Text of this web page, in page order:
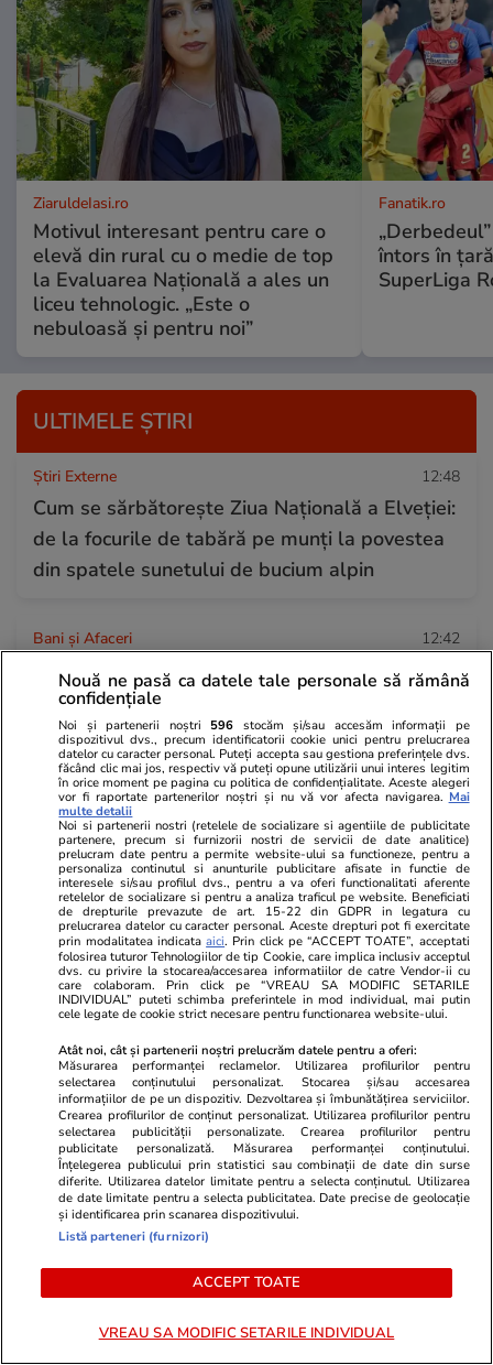
ZiaruldeIasi.ro
Motivul interesant pentru care o
elevă din rural cu o medie de top
la Evaluarea Națională a ales un
liceu tehnologic. „Este o
nebuloasă și pentru noi”
Fanatik.ro
întors în
SuperLiga
ULTIMELE ȘTIRI
Știri Externe 12:48
Cum se sărbătorește Ziua Națională a Elveției:
de la focurile de tabără pe munți la povestea
din spatele sunetului de bucium alpin
Bani și Afaceri 12:42
Cât costă benzina și motorina pe Autostrada
Soarelui A2 spre Constanța, sâmbătă, 1
august 2026
Știri Locale 12:41
Un șofer de 19 ani a făcut drifturi pe
bulevardul Beijing din București. Ce măsuri au
luat polițiștii
Stiri Mondene 12:01
Imagini rare cu gemenii Roxanei Nemeș. Cum a
rămas vedeta, de fapt, însărcinată! Acum a
spus adevărul. „Fiecare poveste este diferită”
Citește mai multe
TRENDING
Știri România
Matematica „Prințului”: Paul Al României a
putea scăpa în maximum 18 luni
Nouă ne pasă ca datele tale personale să rămână
confidențiale
Noi și partenerii noștri 596 stocăm și/sau accesăm informații pe
dispozitivul dvs., precum identificatorii cookie unici pentru prelucrarea
datelor cu caracter personal. Puteți accepta sau gestiona preferințele dvs.
făcând clic mai jos, respectiv vă puteți opune utilizării unui interes legitim
în orice moment pe pagina cu politica de confidențialitate. Aceste alegeri
vor fi raportate partenerilor noștri și nu vă vor afecta navigarea. Mai
multe detalii
Noi si partenerii nostri (retelele de socializare si agentiile de publicitate
partenere, precum si furnizorii nostri de servicii de date analitice)
prelucram date pentru a permite website-ului sa functioneze, pentru a
personaliza continutul si anunturile publicitare afisate in functie de
interesele si/sau profilul dvs., pentru a va oferi functionalitati aferente
retelelor de socializare si pentru a analiza traficul pe website. Beneficiati
de drepturile prevazute de art. 15-22 din GDPR in legatura cu
prelucrarea datelor cu caracter personal. Aceste drepturi pot fi exercitate
prin modalitatea indicataaici. Prin click pe “ACCEPT TOATE”, acceptati
folosirea tuturor Tehnologiilor de tip Cookie, care implica inclusiv acceptul
dvs. cu privire la stocarea/accesarea informatiilor de catre Vendor-ii cu
care colaboram. Prin click pe “VREAU SA MODIFIC SETARILE
INDIVIDUAL” puteti schimba preferintele in mod individual, mai putin
cele legate de cookie strict necesare pentru functionarea website-ului.
Atât noi, cât și partenerii noștri prelucrăm datele pentru a oferi:
Măsurarea performanței reclamelor. Utilizarea profilurilor pentru
selectarea conținutului personalizat. Stocarea și/sau accesarea
informațiilor de pe un dispozitiv. Dezvoltarea și îmbunătățirea serviciilor.
Crearea profilurilor de conținut personalizat. Utilizarea profilurilor pentru
selectarea publicității personalizate. Crearea profilurilor pentru
publicitate personalizată. Măsurarea performanței conținutului.
Înțelegerea publicului prin statistici sau combinații de date din surse
diferite. Utilizarea datelor limitate pentru a selecta conținutul. Utilizarea
de date limitate pentru a selecta publicitatea. Date precise de geolocație
și identificarea prin scanarea dispozitivului.
Listă parteneri (furnizori)
ACCEPT TOATE
VREAU SA MODIFIC SETARILE INDIVIDUAL